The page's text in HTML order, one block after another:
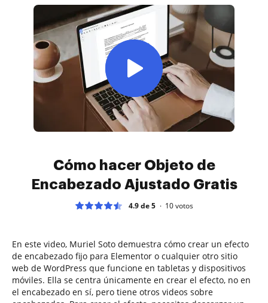
Cómo hacer Objeto de
Encabezado Ajustado Gratis
4.9 de 5 10votos
En este video, Muriel Soto demuestra cómo crear un efecto
de encabezado fijo para Elementor o cualquier otro sitio
web de WordPress que funcione en tabletas y dispositivos
móviles. Ella se centra únicamente en crear el efecto, no en
el encabezado en sí, pero tiene otros videos sobre